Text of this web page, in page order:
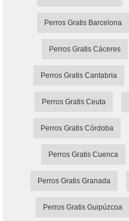
Perros Gratis Barcelona
Perros Gratis Cáceres
Perros Gratis Cantabria
Perros Gratis Ceuta
Perros Gratis Córdoba
Perros Gratis Cuenca
Perros Gratis Granada
Perros Gratis Guipúzcoa